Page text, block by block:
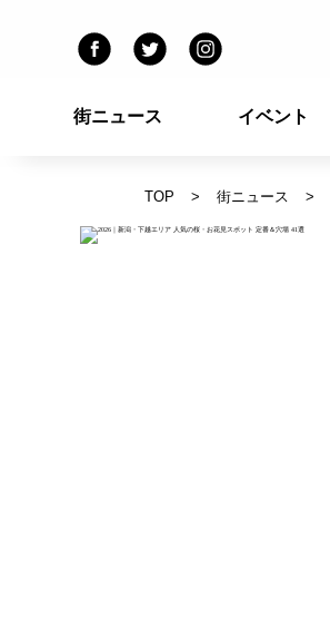
街ニュース イベント
TOP 街ニュース